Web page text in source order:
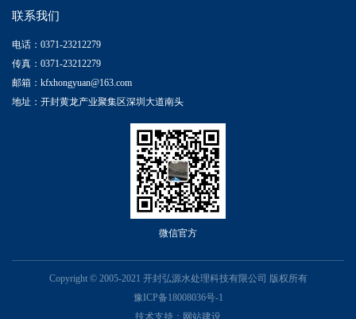
联系我们
电话：0371-23212279
传真：0371-23212279
邮箱：kfxhongyuan@163.com
地址：开封黄龙产业聚集区深圳大道南头
微信官方
Copyright © 2005-2021 开封弘源水处理科技有限公司 版权所有
豫ICP备18008036号-1
技术支持： 网站建设